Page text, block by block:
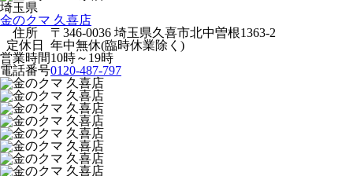
埼玉県
金のクマ 久喜店
住所
〒346-0036 埼玉県久喜市北中曽根1363-2
定休日
年中無休(臨時休業除く)
営業時間10時～19時
電話番号0120-487-797